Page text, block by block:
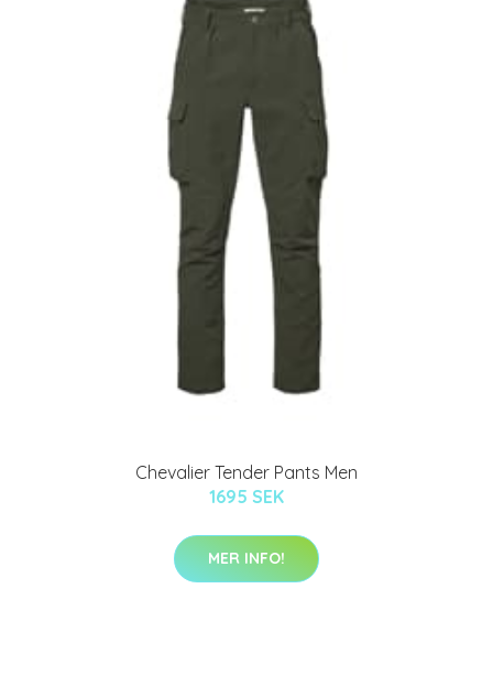
Chevalier Tender Pants Men
1695 SEK
MER INFO!